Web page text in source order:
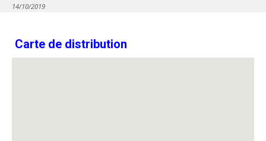
14/10/2019
Carte de distribution